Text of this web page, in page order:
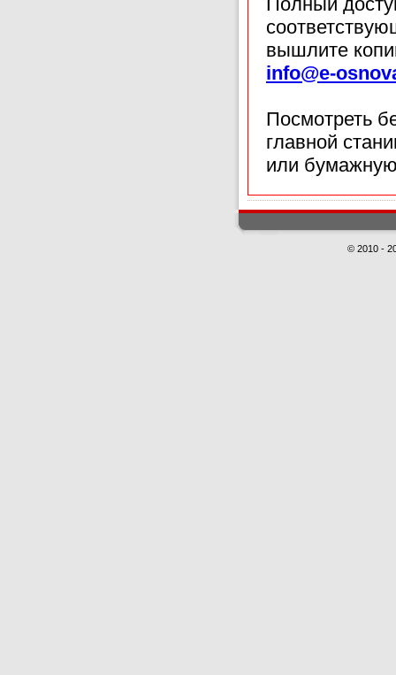
вышлите
info@e-
Посмотреть
главной
или
© 2010 -